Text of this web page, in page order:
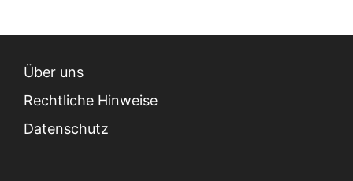
Über uns
Rechtliche Hinweise
Datenschutz